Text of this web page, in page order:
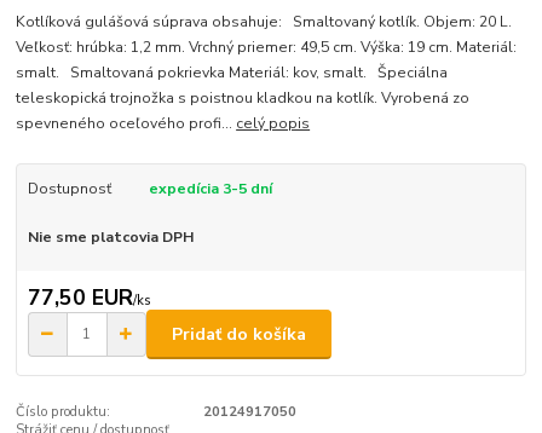
Kotlíková gulášová súprava obsahuje: Smaltovaný kotlík. Objem: 20 L.
Veľkosť: hrúbka: 1,2 mm. Vrchný priemer: 49,5 cm. Výška: 19 cm. Materiál:
smalt. Smaltovaná pokrievka Materiál: kov, smalt. Špeciálna
teleskopická trojnožka s poistnou kladkou na kotlík. Vyrobená zo
spevneného oceľového profi... celý popis
Dostupnosť expedícia 3-5 dní
Nie sme platcovia DPH
77,50 EUR/ks
Pridať do košíka
Číslo produktu:
20124917050